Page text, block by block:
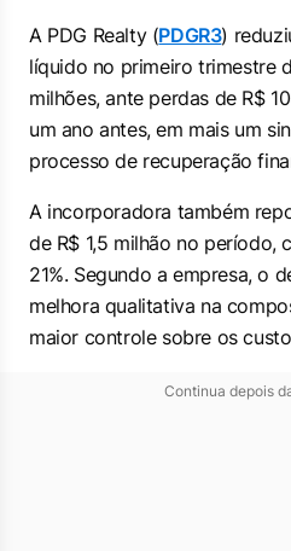
A PDG Realty (PDGR3)
líquido no primeiro trimestre
milhões, ante perdas de R$
um ano antes, em mais um
processo de recuperação
A incorporadora também
de R$ 1,5 milhão no período,
21%. Segundo a empresa, o
melhora qualitativa na
maior controle sobre os
Continua depois